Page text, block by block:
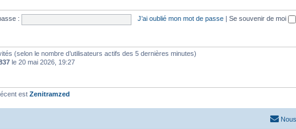
: J’ai oublié mon mot de passe Se souvenir de moi
(selon le nombre d’utilisateurs actifs des 5 dernières minutes)
le 20 mai 2026, 19:27
est Zenitramzed